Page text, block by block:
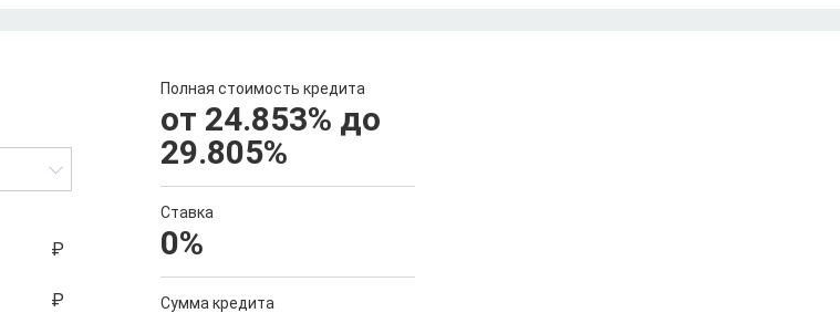
Полная стоимость кредита
от 24.853% до
29.805%
Ставка
0%
Сумма кредита